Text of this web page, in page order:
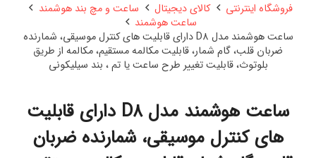
فروشگاه اینترنتی کالای دیجیتال
ساعت و مچ بند هوشمند
ساعت هوشمند
ساعت هوشمند مدل D8 دارای قابلیت های کنترل موسیقی، شمارنده
ضربان قلب، گام شمار، قابلیت مکالمه مستقیم، مکالمه از طریق
بلوتوث، قابلیت تغییر طرح ساعت یا تم ، بند سیلیکونی
ساعت هوشمند مدل D8 دارای قابلیت
های کنترل موسیقی، شمارنده ضربان